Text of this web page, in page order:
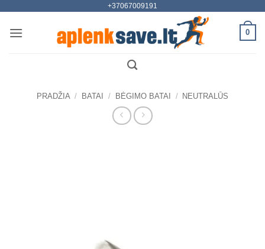
content
+37067009191
0
PRADŽIA / BATAI / BĖGIMO BATAI / NEUTRALŪS